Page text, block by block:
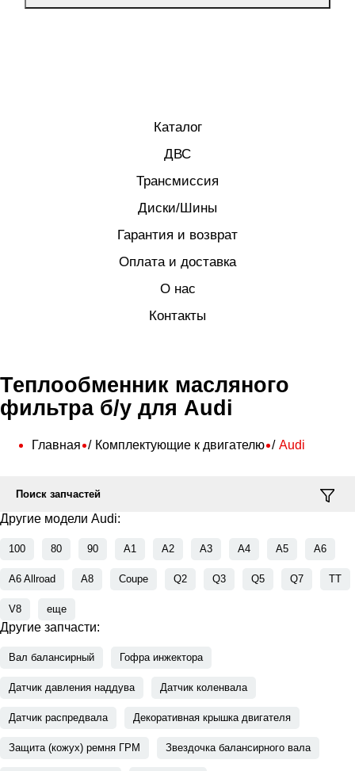
Каталог
ДВС
Трансмиссия
Диски/Шины
Гарантия и возврат
Оплата и доставка
О нас
Контакты
Теплообменник масляного
фильтра б/у для Audi
Главная Комплектующие к двигателю Audi
Поиск запчастей
Другие модели Audi:
100 80 90 A1 A2 A3 A4 A5 A6
A6 Allroad A8 Coupe Q2 Q3 Q5 Q7 TT
V8 еще
Другие запчасти:
Вал балансирный Гофра инжектора
Датчик давления наддува Датчик коленвала
Датчик распредвала Декоративная крышка двигателя
Защита (кожух) ремня ГРМ Звездочка балансирного вала